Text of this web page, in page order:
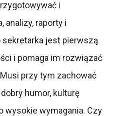
i
analizy, raporty i
sekretarka jest pierwszą
i pomaga im rozwiązać
przy tym zachować
humor, kulturę
wysokie wymagania. Czy